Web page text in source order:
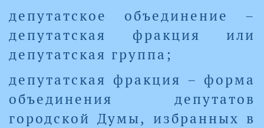
депутатское объединение –
депутатская фракция или
депутатская группа;
депутатская фракция – форма
объединения депутатов
городской Думы, избранных в